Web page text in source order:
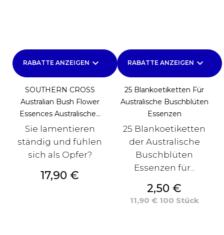
RABATTE ANZEIGEN keyboard_arrow_down
SOUTHERN CROSS
Australian Bush Flower
Essences Australische...
Sie lamentieren
ständig und fühlen
sich als Opfer?
Preis
17,90 €
RABATTE ANZEIGEN keyboard_arrow_down
25 Blankoetiketten Für
Australische Buschblüten
Essenzen
25 Blankoetiketten
der Australische
Buschblüten
Essenzen für...
Preis
2,50 €
11,90 € 100 Stück